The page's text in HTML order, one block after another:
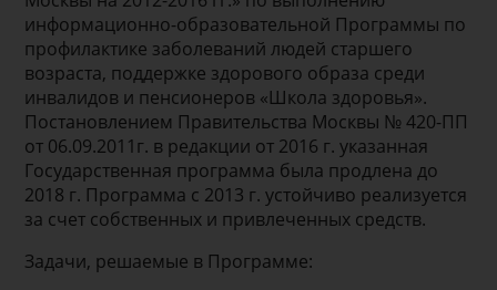
информационно-образовательной Программы по
профилактике заболеваний людей старшего
возраста, поддержке здорового образа среди
инвалидов и пенсионеров «Школа здоровья».
Постановлением Правительства Москвы № 420-ПП
от 06.09.2011г. в редакции от 2016 г. указанная
Государственная программа была продлена до
2018 г. Программа с 2013 г. устойчиво реализуется
за счет собственных и привлеченных средств.
Задачи, решаемые в Программе: